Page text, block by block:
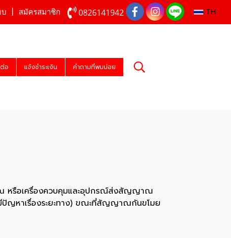
บ สมัครสมาชิก 0826141942 TH
อ แจ้งชำระเงิน คำถามที่พบบ่อย
หรือเครื่องควบคุมและอุปกรณ์ส่งสัญญาณ
ปัญหาเรื่องระยะทาง) ขณะที่สัญญาณกันขโมย